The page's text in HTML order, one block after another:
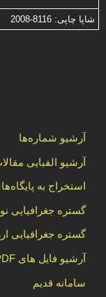
شاپا چاپی: 2008-8116
آرشیو شماره‌ها
آرشیو الفبایی
استخراج به
گستره جغرافیایی
گستره جغرافیایی
آرشیو فایل های PDF
سامانه قدیم